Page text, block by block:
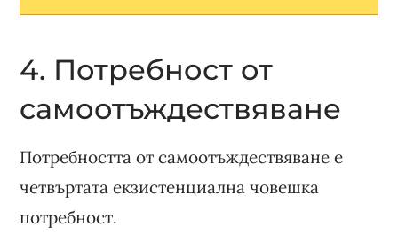
4. Потребност от
самоотъждествяване
Потребността от самоотъждествяване е
четвъртата екзистенциална човешка
потребност.